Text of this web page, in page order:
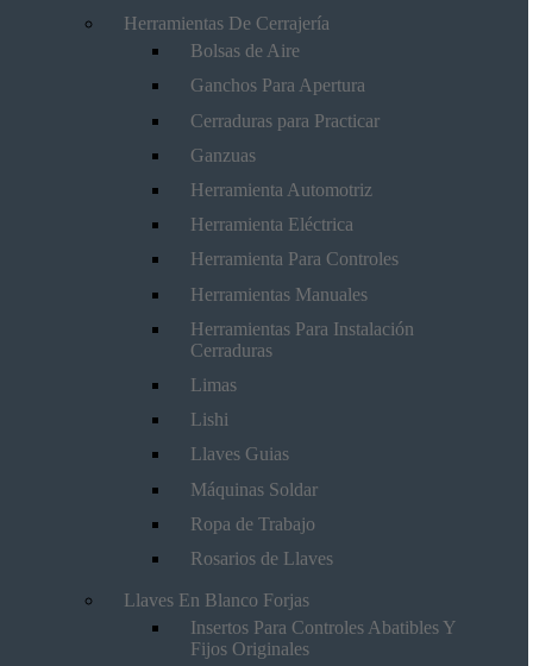
Herramientas De Cerrajería
Bolsas de Aire
Ganchos Para Apertura
Cerraduras para Practicar
Ganzuas
Herramienta Automotriz
Herramienta Eléctrica
Herramienta Para Controles
Herramientas Manuales
Herramientas Para Instalación
Cerraduras
Limas
Lishi
Llaves Guias
Máquinas Soldar
Ropa de Trabajo
Rosarios de Llaves
Llaves En Blanco Forjas
Insertos Para Controles Abatibles Y
Fijos Originales